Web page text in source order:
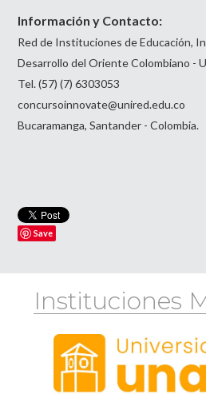
Información y Contacto:
Red de Instituciones de Educación,
Desarrollo del Oriente Colombiano -
Tel. (57) (7) 6303053
concursoinnovate@unired.edu.co
Bucaramanga, Santander - Colombia.
Save
Instituciones